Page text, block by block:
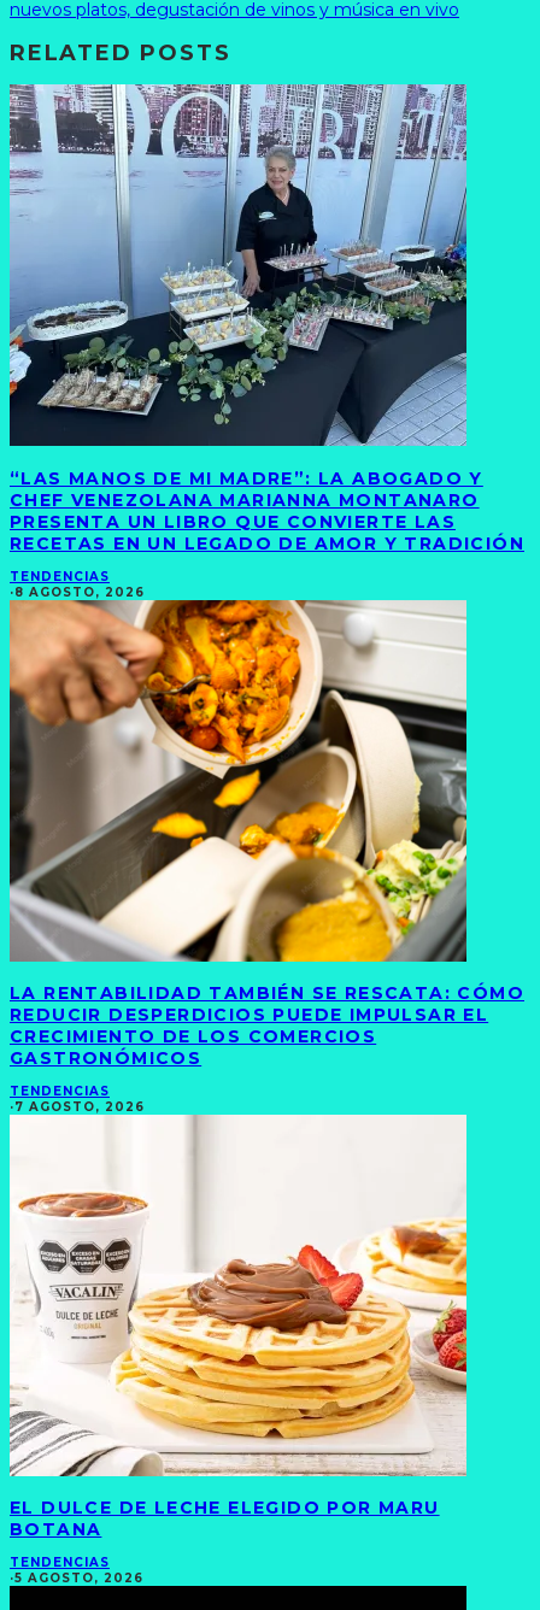
nuevos platos, degustación de vinos y música en vivo
RELATED POSTS
“LAS MANOS DE MI MADRE”: LA ABOGADO Y
CHEF VENEZOLANA MARIANNA MONTANARO
PRESENTA UN LIBRO QUE CONVIERTE LAS
RECETAS EN UN LEGADO DE AMOR Y TRADICIÓN
TENDENCIAS
·8 AGOSTO, 2026
LA RENTABILIDAD TAMBIÉN SE RESCATA: CÓMO
REDUCIR DESPERDICIOS PUEDE IMPULSAR EL
CRECIMIENTO DE LOS COMERCIOS
GASTRONÓMICOS
TENDENCIAS
·7 AGOSTO, 2026
EL DULCE DE LECHE ELEGIDO POR MARU
BOTANA
TENDENCIAS
·5 AGOSTO, 2026